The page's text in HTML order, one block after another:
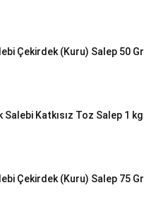
Çekirdek (Kuru) Salep 50 Gr
Katkısız Toz Salep 1 kg
Çekirdek (Kuru) Salep 75 Gr